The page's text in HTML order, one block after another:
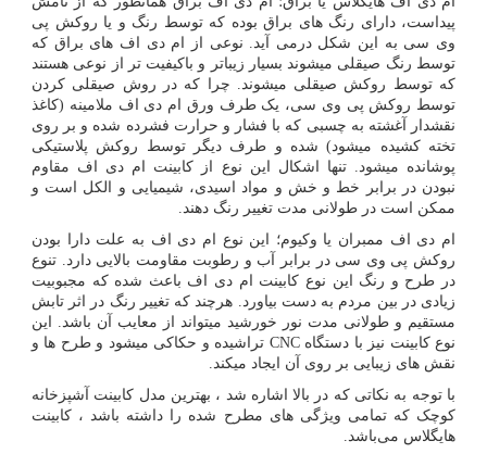
پیداست، دارای رنگ ­های براق بوده که توسط رنگ و یا روکش پی
وی سی به این شکل درمی­ آید. نوعی از ام دی اف های براق که
توسط رنگ صیقلی می­شوند بسیار زیباتر و باکیفیت ­تر از نوعی هستند
که توسط روکش صیقلی می­شوند. چرا که در روش صیقلی کردن
توسط روکش پی وی سی، یک طرف ورق ام دی اف ملامینه (کاغذ
نقش­دار آغشته به چسبی که با فشار و حرارت فشرده شده و بر روی
تخته کشیده می­شود) شده و طرف دیگر توسط روکش پلاستیکی
پوشانده می­شود. تنها اشکال این نوع از کابینت ام دی اف مقاوم
نبودن در برابر خط و خش و مواد اسیدی، شیمیایی و الکل است و
ممکن است در طولانی مدت تغییر رنگ دهند.
ام دی اف ممبران یا وکیوم؛ این نوع ام دی اف به علت دارا بودن
روکش پی وی سی در برابر آب و رطوبت مقاومت بالایی دارد. تنوع
در طرح و رنگ این نوع کابینت ام دی اف باعث شده که مجبوبیت
زیادی در بین مردم به دست بیاورد. هرچند که تغییر رنگ در اثر تابش
مستقیم و طولانی مدت نور خورشید می­تواند از معایب آن باشد. این
نوع کابینت نیز با دستگاهCNC تراشیده و حکاکی می­شود و طرح­ ها و
نقش ­های زیبایی بر روی آن ایجاد می­کند.
با توجه به نکاتی که در بالا اشاره شد ، بهترین مدل کابینت آشپزخانه
کوچک که تمامی ویژگی های مطرح شده را داشته باشد ، کابینت
هایگلاس می‌باشد.